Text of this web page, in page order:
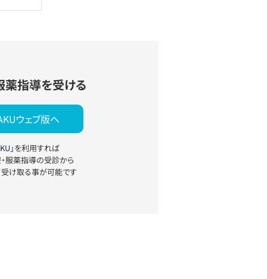
薬指導を受ける
ウェブ版へ
」を利用すれば
服薬指導の受診から
け取る事が可能です